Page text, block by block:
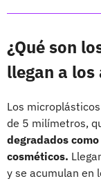
¿Qué son
llegan a
Los
de 5 milímetros,
degradados
cosméticos.
y se acumulan en